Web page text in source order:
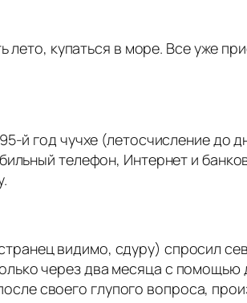
лето, купаться в море. Все уже
й год чучхе (летосчисление до
телефон, Интернет и
видимо, сдуру) спросил
через два месяца с помощью
своего глупого вопроса,